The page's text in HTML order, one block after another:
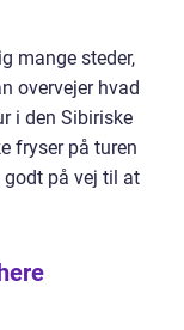
mange steder,
overvejer hvad
i den Sibiriske
fryser på turen
godt på vej til at